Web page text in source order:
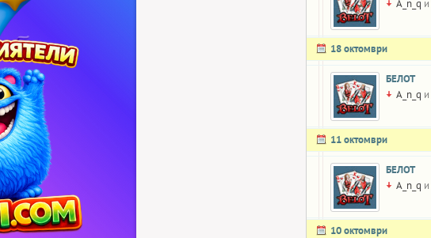
A_n_q и
18 октомври
БЕЛОТ
A_n_q и
11 октомври
БЕЛОТ
A_n_q и
10 октомври